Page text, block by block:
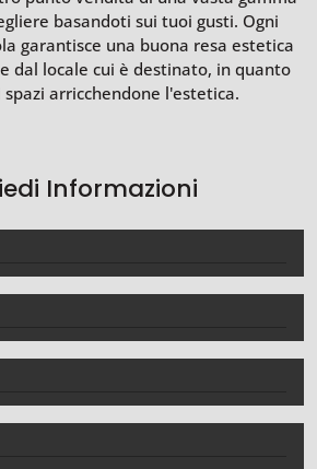
basandoti sui tuoi gusti. Ogni
garantisce una buona resa estetica
dal locale cui è destinato, in quanto
spazi arricchendone l'estetica.
Informazioni